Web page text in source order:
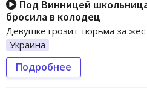
Под Винницей
бросила в колодец
Девушке грозит тюрьма за
Украина
Подробнее